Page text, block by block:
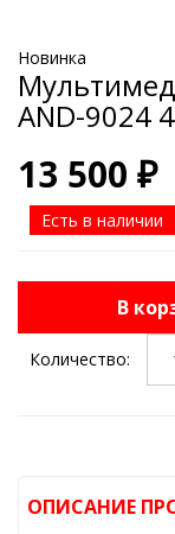
Новинка
AND-9024
13 500 ₽
Есть в наличии
В
Количество:
ОПИСАНИЕ